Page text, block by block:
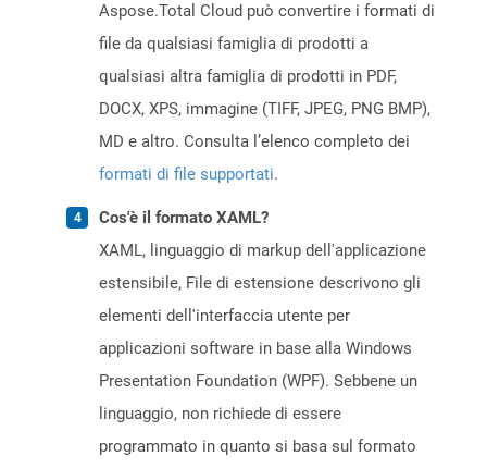
Aspose.Total Cloud può convertire i formati di
file da qualsiasi famiglia di prodotti a
qualsiasi altra famiglia di prodotti in PDF,
DOCX, XPS, immagine (TIFF, JPEG, PNG BMP),
MD e altro. Consulta l’elenco completo dei
formati di file supportati.
Cos'è il formato XAML?
XAML, linguaggio di markup dell'applicazione
estensibile, File di estensione descrivono gli
elementi dell'interfaccia utente per
applicazioni software in base alla Windows
Presentation Foundation (WPF). Sebbene un
linguaggio, non richiede di essere
programmato in quanto si basa sul formato